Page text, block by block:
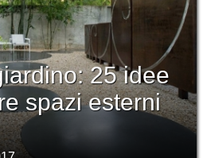
25 idee
spazi esterni